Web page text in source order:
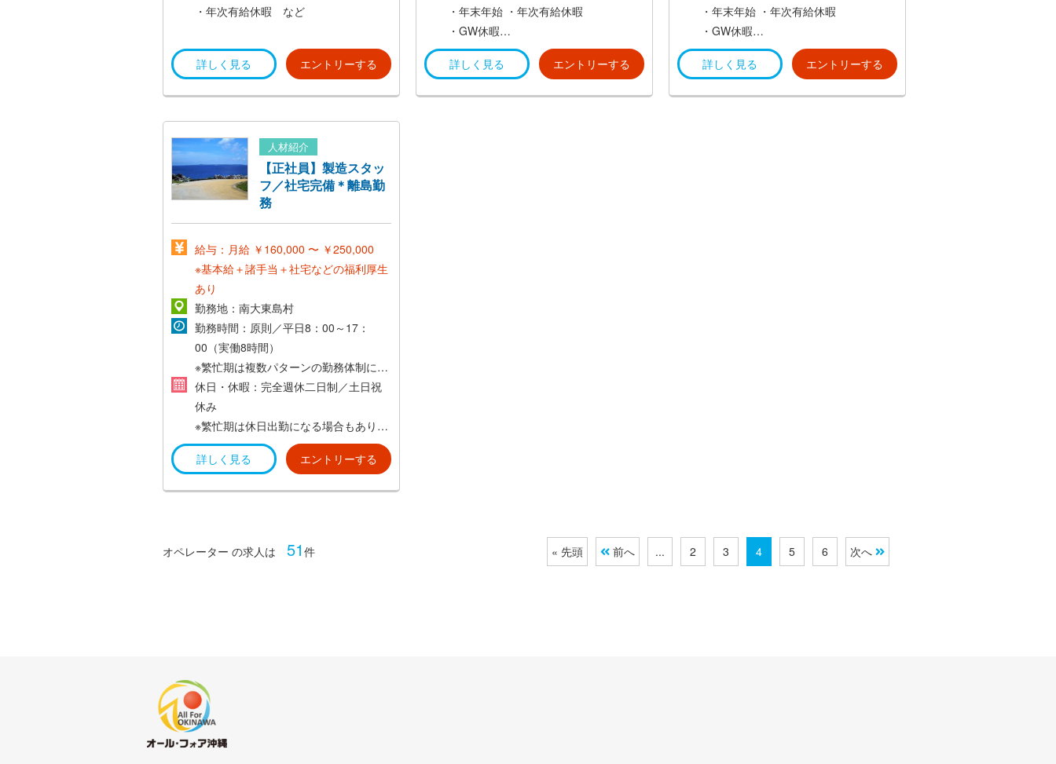
・年次有給休暇 など
詳しく見る エントリーする
・年末年始 ・年次有給休暇
・GW休暇
など
詳しく見る エントリーする
・年末年始 ・年次有給休暇
・GW休暇
など
詳しく見る エントリーする
人材紹介
【正社員】製造スタッ
フ／社宅完備＊離島勤
務
給与：月給 ￥160,000 〜 ￥250,000
※基本給＋諸手当＋社宅などの福利厚生
あり
勤務地：南大東島村
勤務時間：原則／平日8：00～17：
00（実働8時間）
※繁忙期は複数パターンの勤務体制に変
わります
休日・休暇：完全週休二日制／土日祝
休み
※繁忙期は休日出勤になる場合もありま
すが、代休があるのでご安心くださ
い。
詳しく見る エントリーする
オペレーター の求人は 51 件 « 先頭 前へ ... 2 3 4 5 6 次へ